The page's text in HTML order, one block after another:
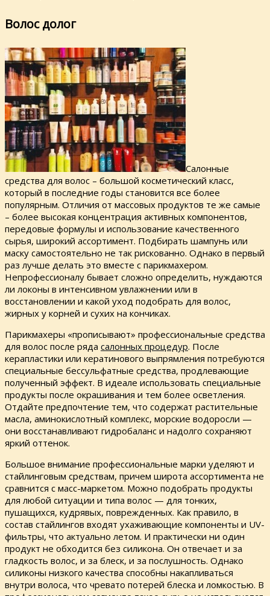
Волос долог
Салонные
средства для волос – большой косметический класс,
который в последние годы становится все более
популярным. Отличия от массовых продуктов те же самые
– более высокая концентрация активных компонентов,
передовые формулы и использование качественного
сырья, широкий ассортимент. Подбирать шампунь или
маску самостоятельно не так рискованно. Однако в первый
раз лучше делать это вместе с парикмахером.
Непрофессионалу бывает сложно определить, нуждаются
ли локоны в интенсивном увлажнении или в
восстановлении и какой уход подобрать для волос,
жирных у корней и сухих на кончиках.
Парикмахеры «прописывают» профессиональные средства
для волос после ряда салонных процедур. После
керапластики или кератинового выпрямления потребуются
специальные бессульфатные средства, продлевающие
полученный эффект. В идеале использовать специальные
продукты после окрашивания и тем более осветления.
Отдайте предпочтение тем, что содержат растительные
масла, аминокислотный комплекс, морские водоросли —
они восстанавливают гидробаланс и надолго сохраняют
яркий оттенок.
Большое внимание профессиональные марки уделяют и
стайлинговым средствам, причем широта ассортимента не
сравнится с масс-маркетом. Можно подобрать продукты
для любой ситуации и типа волос — для тонких,
пушащихся, кудрявых, поврежденных. Как правило, в
состав стайлингов входят ухаживающие компоненты и UV-
фильтры, что актуально летом. И практически ни один
продукт не обходится без силикона. Он отвечает и за
гладкость волос, и за блеск, и за послушность. Однако
силиконы низкого качества способны накапливаться
внутри волоса, что чревато потерей блеска и ломкостью. В